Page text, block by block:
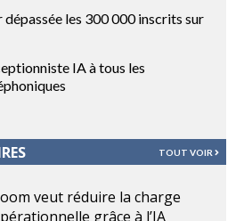
les 300 000 inscrits sur
IA à tous les
TOUT VOIR
veut réduire la charge
grâce à l’IA